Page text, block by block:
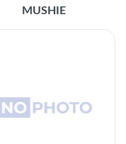
MUSHIE